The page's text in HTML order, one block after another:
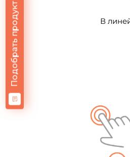
Подобрать продукт
В